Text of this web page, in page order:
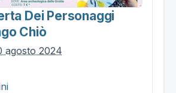
Dei Personaggi
Chiò
agosto 2024